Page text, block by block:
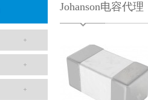
Johanson电容代理